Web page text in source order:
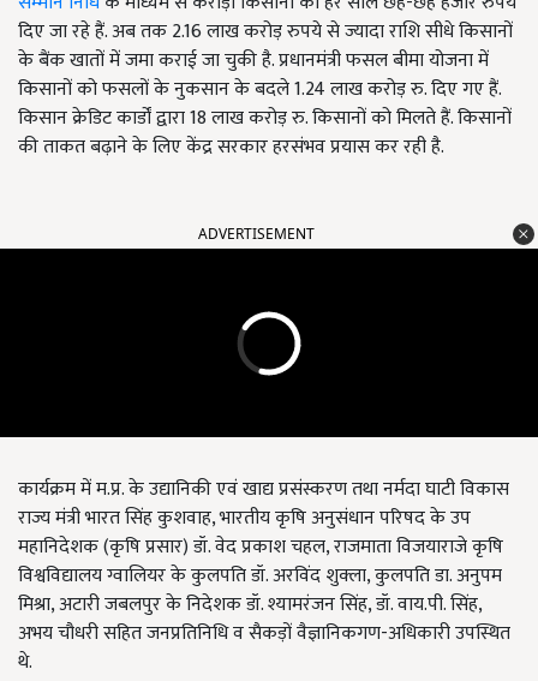
दिए जा रहे हैं. अब तक 2.16 लाख करोड़ रुपये से ज्यादा राशि सीधे किसानों
के बैंक खातों में जमा कराई जा चुकी है. प्रधानमंत्री फसल बीमा योजना में
किसानों को फसलों के नुकसान के बदले 1.24 लाख करोड़ रु. दिए गए हैं.
किसान क्रेडिट कार्डों द्वारा 18 लाख करोड़ रु. किसानों को मिलते हैं. किसानों
की ताकत बढ़ाने के लिए केंद्र सरकार हरसंभव प्रयास कर रही है.
ADVERTISEMENT
कार्यक्रम में म.प्र. के उद्यानिकी एवं खाद्य प्रसंस्करण तथा नर्मदा घाटी विकास
राज्य मंत्री भारत सिंह कुशवाह, भारतीय कृषि अनुसंधान परिषद के उप
महानिदेशक (कृषि प्रसार) डॉ. वेद प्रकाश चहल, राजमाता विजयाराजे कृषि
विश्वविद्यालय ग्वालियर के कुलपति डॉ. अरविंद शुक्ला, कुलपति डा. अनुपम
मिश्रा, अटारी जबलपुर के निदेशक डॉ. श्यामरंजन सिंह, डॉ. वाय.पी. सिंह,
अभय चौधरी सहित जनप्रतिनिधि व सैकड़ों वैज्ञानिकगण-अधिकारी उपस्थित
थे.